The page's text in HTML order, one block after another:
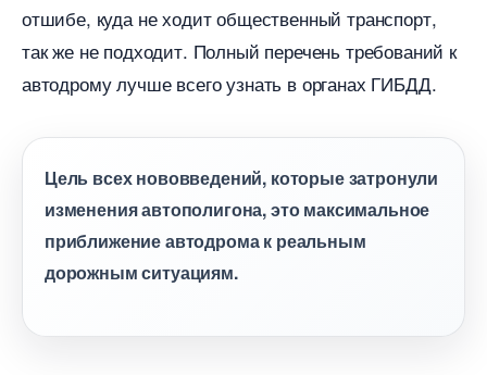
отшибе, куда не ходит общественный транспорт,
так же не подходит. Полный перечень требований к
автодрому лучше всего узнать в органах ГИБДД.
Цель всех нововведений, которые затронули
изменения автополигона, это максимальное
приближение автодрома к реальным
дорожным ситуациям.